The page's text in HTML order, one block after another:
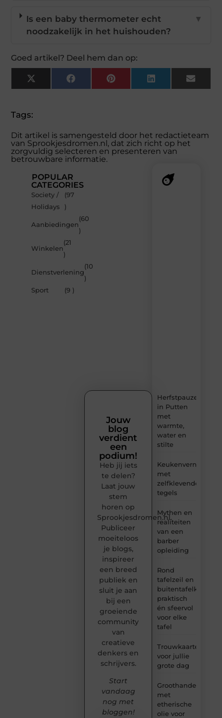
Is een baby thermometer echt
noodzakelijk in het huishouden?
▼
Goed artikel? Deel hem dan op:
X
(Twitter)
FacebookPinterestLinkedInEmail
Tags:
Dit artikel is samengesteld door het redactieteam
van Sprookjesdromen.nl, dat zich richt op het
zorgvuldig selecteren en presenteren van
betrouwbare informatie.
POPULAR
CATEGORIES
Society /
Holidays
(97
)
Aanbiedingen
(60
)
Winkelen
(21
)
Dienstverlening
(10
)
Sport
(9 )
Herfstpauze
in Putten
met
warmte,
water en
stilte
met
zelfklevende
tegels
Mythen en
realiteiten
van een
barber
opleiding
Rond
tafelzeil en
buitentafelkleed:
praktisch
én sfeervol
voor elke
tafel
Trouwkaarten
voor jullie
grote dag
Groothandel
met
etherische
olie voor
Jouw
blog
verdient
een
podium!
Heb jij iets
te delen?
Laat jouw
stem
horen op
Sprookjesdromen.nl.
Publiceer
moeiteloos
je blogs,
inspireer
een breed
publiek en
sluit je aan
bij een
groeiende
community
van
creatieve
denkers en
schrijvers.
Start
vandaag
nog met
bloggen!